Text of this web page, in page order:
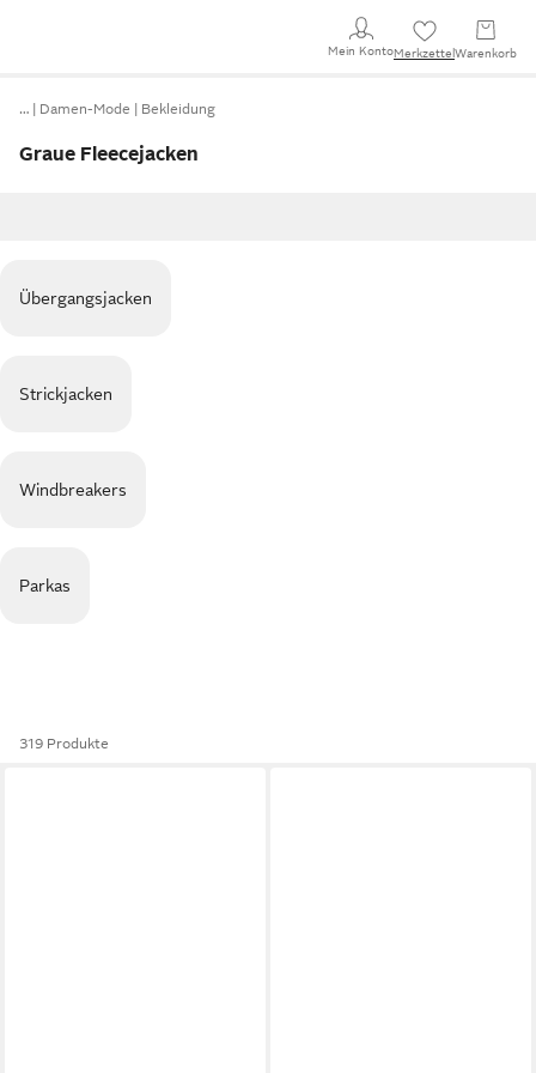
Mein KontoMerkzettel Warenkorb
… Damen-Mode Bekleidung
Graue Fleecejacken
Übergangsjacken
Strickjacken
Windbreakers
Parkas
319 Produkte